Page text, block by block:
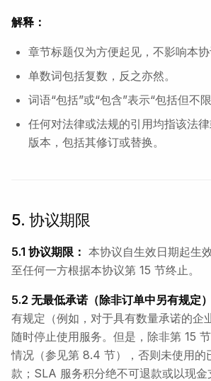
解释：
章节标题仅为方便起见，不影响本协
单数词包括复数，反之亦然。
词语“包括”或“包含”表示“包括但不限
任何对法律或法规的引用均指该法
版本，包括其修订或替换。
5. 协议期限
5.1 协议期限： 本协议自生效日期起生
至任何一方根据本协议第 15 节终止。
5.2 无最低承诺（除非订单中另有规定）
有规定（例如，对于具有数量承诺的企
随时停止使用服务。但是，除非第 15
情况（参见第 8.4 节），否则未使用的
款；SLA 服务积分绝不可退款或以现金